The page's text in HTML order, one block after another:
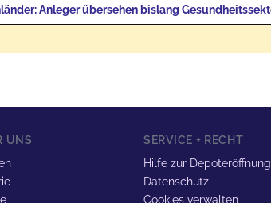
UNS
SERVICE + RECHT
Hilfe zur Depoteröffnung
Datenschutz
Cookies verwalten